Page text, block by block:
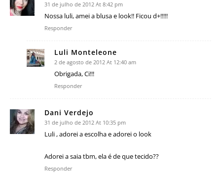
31 de julho de 2012 At 8:42 pm
Nossa luli, amei a blusa e look!! Ficou d+!!!!!
Responder
Luli Monteleone
2 de agosto de 2012 At 12:40 am
Obrigada, Ci!!!
Responder
Dani Verdejo
31 de julho de 2012 At 10:35 pm
Luli , adorei a escolha e adorei o look
Adorei a saia tbm, ela é de que tecido??
Responder